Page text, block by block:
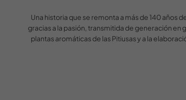
Una historia que se remonta a más de 140 años
gracias a la pasión, transmitida de generación en
plantas aromáticas de las Pitiusas y a la